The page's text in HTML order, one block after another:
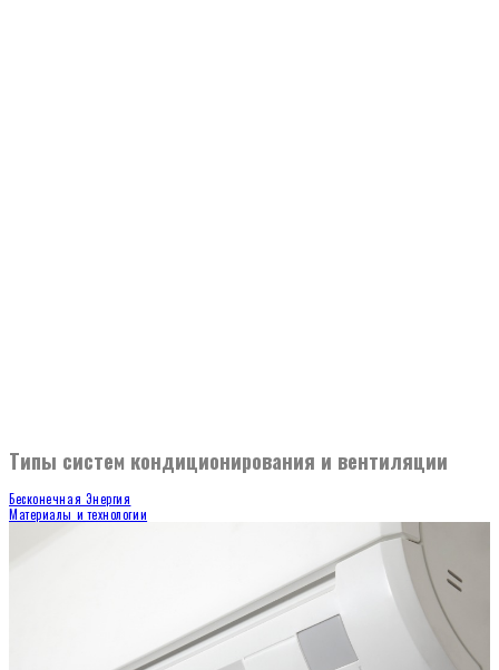
Типы систем кондиционирования и вентиляции
Бесконечная Энергия
Материалы и технологии